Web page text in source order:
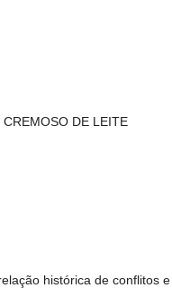
DE LEITE
histórica de conflitos e